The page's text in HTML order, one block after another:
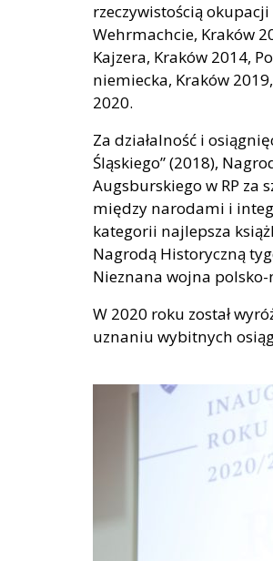
rzeczywistością okupacji
Wehrmachcie, Kraków
Kajzera, Kraków 2014,
niemiecka, Kraków
2020.
Za działalność i
Śląskiego” (2018),
Augsburskiego w RP za
między narodami i
kategorii najlepsza
Nagrodą Historyczną
Nieznana wojna
W 2020 roku został
uznaniu wybitnych